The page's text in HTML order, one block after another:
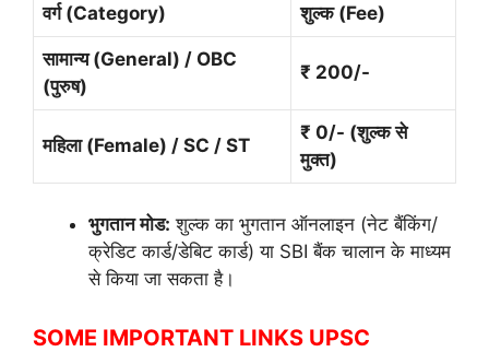
वर्ग (Category) शुल्क (Fee)
सामान्य (General) / OBC
(पुरुष)
₹ 200/-
महिला (Female) / SC / ST
₹ 0/- (शुल्क से
मुक्त)
भुगतान मोड: शुल्क का भुगतान ऑनलाइन (नेट बैंकिंग/
क्रेडिट कार्ड/डेबिट कार्ड) या SBI बैंक चालान के माध्यम
से किया जा सकता है।
SOME IMPORTANT LINKS UPSC